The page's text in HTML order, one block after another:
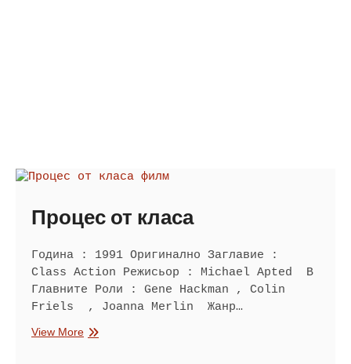
Процес от класа
Година : 1991 Оригинално Заглавие :
Class Action Режисьор : Michael Apted В
Главните Роли : Gene Hackman , Colin
Friels , Joanna Merlin Жанр…
View MoreПроцес